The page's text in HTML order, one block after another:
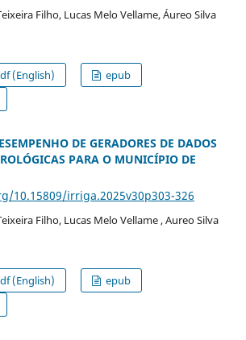
Filho, Lucas Melo Vellame, Áureo Silva
(English)
epub
DE GERADORES DE DADOS
PARA O MUNICÍPIO DE
10.15809/irriga.2025v30p303-326
Filho, Lucas Melo Vellame , Aureo Silva
(English)
epub